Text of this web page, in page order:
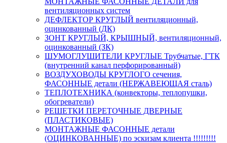
вентиляционных систем
ДЕФЛЕКТОР КРУГЛЫЙ вентиляционный,
оцинкованный (ДК)
ЗОНТ КРУГЛЫЙ, КРЫШНЫЙ, вентиляционный,
оцинкованный (ЗК)
ШУМОГЛУШИТЕЛИ КРУГЛЫЕ Трубчатые, ГТК
(внутренний канал перфорированный)
ВОЗДУХОВОДЫ КРУГЛОГО сечения,
ФАСОННЫЕ детали (НЕРЖАВЕЮЩАЯ сталь)
ТЕПЛОТЕХНИКА (конвекторы, теплопушки,
обогреватели)
РЕШЕТКИ ПЕРЕТОЧНЫЕ ДВЕРНЫЕ
(ПЛАСТИКОВЫЕ)
МОНТАЖНЫЕ ФАСОННЫЕ детали
(ОЦИНКОВАННЫЕ) по эскизам клиента !!!!!!!!!